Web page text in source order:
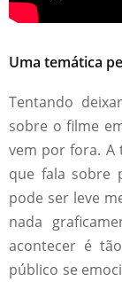
Uma temática
Tentando
sobre o filme
vem por fora. A
que fala sobre
pode ser leve
nada
acontecer é
público se